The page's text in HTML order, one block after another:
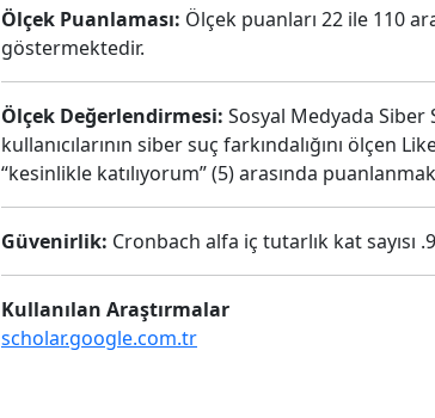
Ölçek Puanlaması: Ölçek puanları 22 ile 110
göstermektedir.
Ölçek Değerlendirmesi: Sosyal Medyada Siber
kullanıcılarının siber suç farkındalığını ölçen
“kesinlikle katılıyorum” (5) arasında
Güvenirlik: Cronbach alfa iç tutarlık kat sayısı
Kullanılan Araştırmalar
scholar.google.com.tr